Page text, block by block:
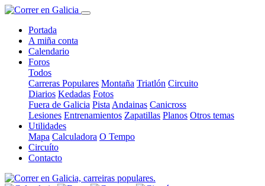
Portada
A miña conta
Calendario
Foros
Todos
Carreras Populares Montaña Triatlón Circuito
Diarios Kedadas Fotos
Fuera de Galicia Pista Andainas Canicross
Lesiones Entrenamientos Zapatillas Planos Otros temas
Utilidades
Mapa Calculadora O Tempo
Circuíto
Contacto